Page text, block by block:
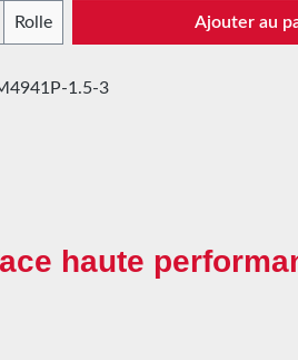
produit : Entrez la
Rolle Ajouter au
1.5-3
haute